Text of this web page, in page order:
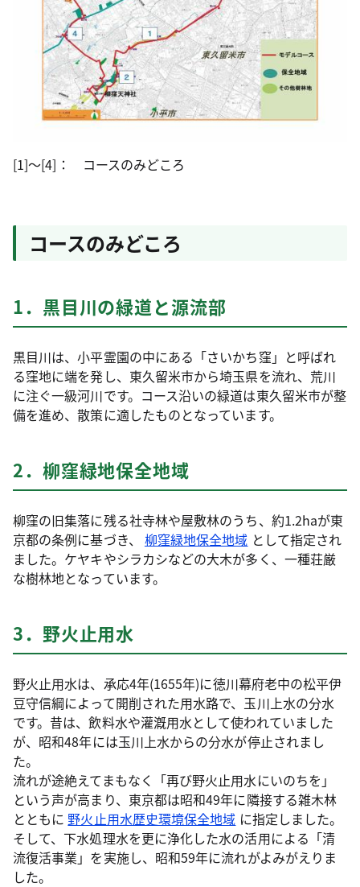
[1]～[4]： コースのみどころ
コースのみどころ
1．黒目川の緑道と源流部
黒目川は、小平霊園の中にある「さいかち窪」と呼ばれ
る窪地に端を発し、東久留米市から埼玉県を流れ、荒川
に注ぐ一級河川です。コース沿いの緑道は東久留米市が整
備を進め、散策に適したものとなっています。
2．柳窪緑地保全地域
柳窪の旧集落に残る社寺林や屋敷林のうち、約1.2haが東
京都の条例に基づき、 柳窪緑地保全地域 として指定され
ました。ケヤキやシラカシなどの大木が多く、一種荘厳
な樹林地となっています。
3．野火止用水
野火止用水は、承応4年(1655年)に徳川幕府老中の松平伊
豆守信綱によって開削された用水路で、玉川上水の分水
です。昔は、飲料水や灌漑用水として使われていました
が、昭和48年には玉川上水からの分水が停止されまし
た。
流れが途絶えてまもなく「再び野火止用水にいのちを」
という声が高まり、東京都は昭和49年に隣接する雑木林
とともに 野火止用水歴史環境保全地域 に指定しました。
そして、下水処理水を更に浄化した水の活用による「清
流復活事業」を実施し、昭和59年に流れがよみがえりま
した。